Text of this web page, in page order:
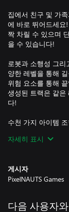
집에서 친구 및 가
에 바로 뛰어드세요
짝 차릴 수 있으며
을 수 있습니다!
로봇과 소행성 그
양한 레벨을 통해
위험 요소를 통해
생성된 트랙은 같은
다!
수천 가지 아이템
사용자 정의할 수
자세히 표시
게시자
PixelNAUTS Games
다음 사용자와